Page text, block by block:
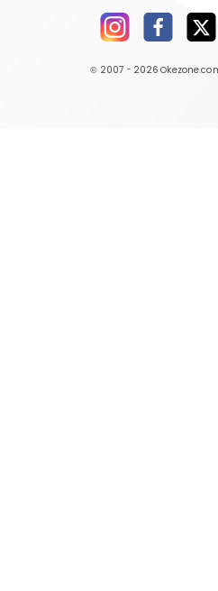
© 2007 - 2026